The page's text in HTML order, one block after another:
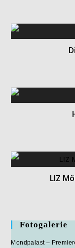
LIZ
Fotogalerie
Mondpalast –